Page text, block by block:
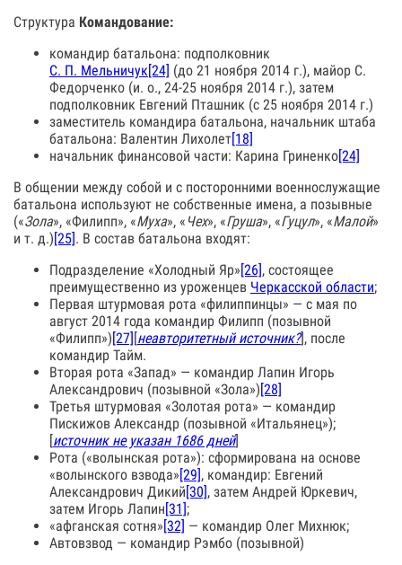
Структура Командование:
командир батальона: подполковник
С. П. Мельничук[24] (до 21 ноября 2014 г.), майор С.
Федорченко (и. о., 24-25 ноября 2014 г.), затем
подполковник Евгений Пташник (с 25 ноября 2014 г.)
заместитель командира батальона, начальник штаба
батальона: Валентин Лихолет[18]
начальник финансовой части: Карина Гриненко[24]
В общении между собой и с посторонними военнослужащие
батальона используют не собственные имена, а позывные
(«Зола», «Филипп», «Муха», « Чех», «Груша», «Гуцул», «Малой»
и т. д.)[25]. В состав батальона входят:
Подразделение «Холодный Яр»[26], состоящее
преимущественно из уроженцев Черкасской области;
Первая штурмовая рота «филиппинцы» — с мая по
август 2014 года командир Филипп (позывной
«Филипп»)[27] [неавторитетный источник?], после
командир Тайм.
Вторая рота «Запад» — командир Лапин Игорь
Александрович (позывной «Зола»)[28]
Третья штурмовая «Золотая рота» — командир
Пискижов Александр (позывной «Итальянец»);
[источник не указан 1686 дней]
Рота («волынская рота»): сформирована на основе
«волынского взвода»[29], командир: Евгений
Александрович Дикий[30], затем Андрей Юркевич,
затем Игорь Лапин[31];
«афганская сотня»[32] — командир Олег Михнюк;
Автовзвод — командир Рэмбо (позывной)